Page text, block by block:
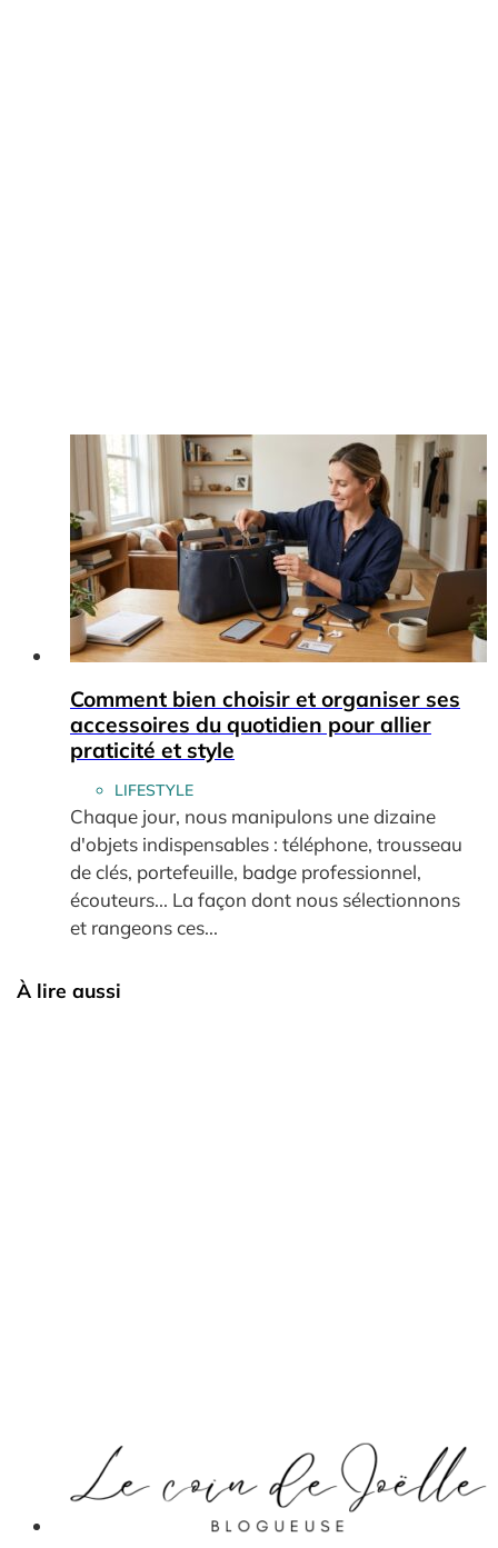
Comment bien choisir et organiser ses
accessoires du quotidien pour allier
praticité et style
LIFESTYLE
Chaque jour, nous manipulons une dizaine
d'objets indispensables : téléphone, trousseau
de clés, portefeuille, badge professionnel,
écouteurs... La façon dont nous sélectionnons
et rangeons ces...
À lire aussi